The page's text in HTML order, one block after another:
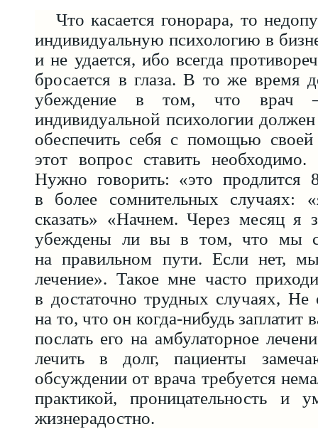
Что касается гонорара, то
индивидуальную психологию в
и не удается, ибо всегда
бросается в глаза. В то же время
убеждение в том, что врач —
индивидуальной психологии
обеспечить себя с помощью
этот вопрос ставить
Нужно говорить: «это продлится
в более сомнительных случаях:
сказать» «Начнем. Через месяц я
убеждены ли вы в том, что мы с
на правильном пути. Если нет,
лечение». Такое мне часто
в достаточно трудных случаях, Не
на то, что он когда-нибудь заплатит
послать его на амбулаторное
лечить в долг, пациенты
обсуждении от врача требуется
практикой, проницательность и
жизнерадостно.